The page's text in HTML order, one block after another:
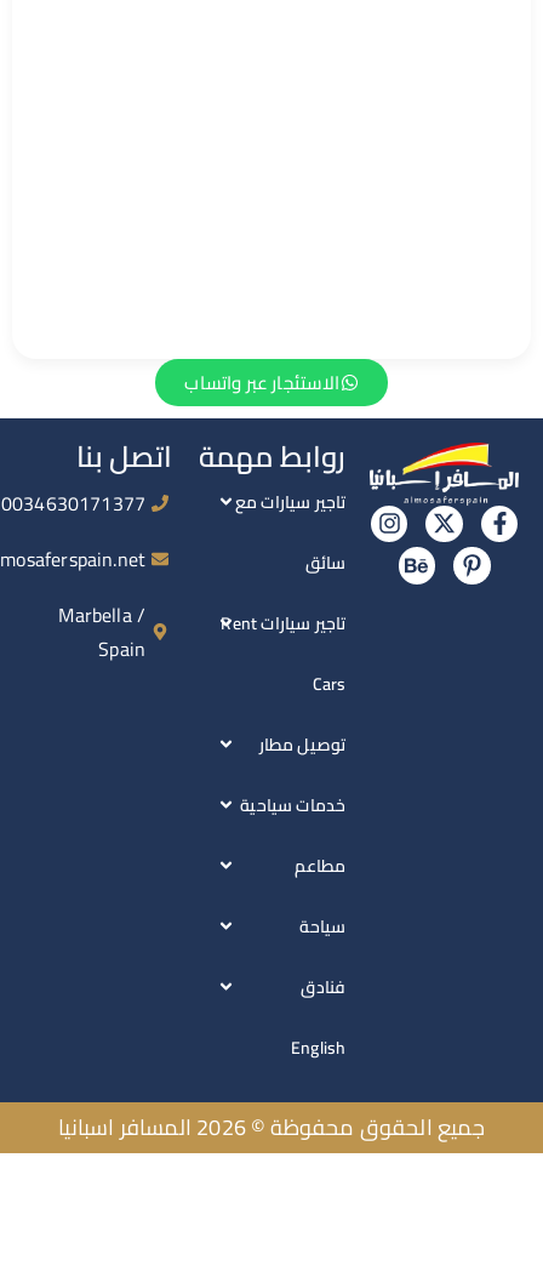
الاستئجار عبر واتساب
روابط مهمة
تاجير سيارات مع
سائق
تاجير سيارات Rent
توصيل مطار
خدمات سياحية
اتصل بنا
0034630171377
info@almosaferspain.net
Marbella /
الحقوق محفوظة © 2026 المسافر اسبانيا